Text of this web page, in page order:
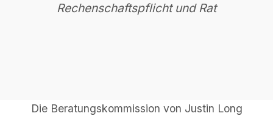
Rechenschaftspflicht und Rat
Die Beratungskommission von Justin Long